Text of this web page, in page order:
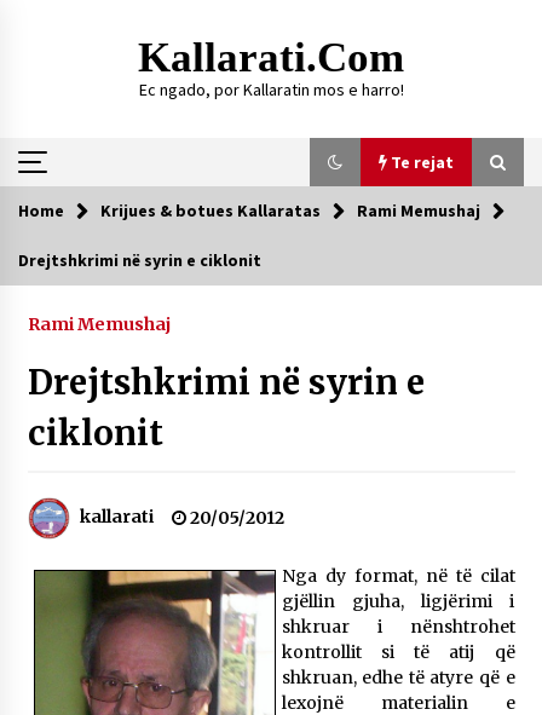
Kallarati.com
Ec ngado, por Kallaratin mos e harro!
Te rejat
Te rejat
09/08/2026
DY MJEKË TË SUKSESSHËM TË FAMILJES
GJONBRATAJ NË TIRANË
09/08/2026
16/07/2026
07/07/2026
SI U ARRIT TË REALIZOHEJ PERLA FOLKLORIKE
“JANINËS Ç’I PANË SYTË”
06/06/2026
Home Krijues & botues Kallaratas Rami Memushaj
Drejtshkrimi në syrin e ciklonit
Rami Memushaj
Drejtshkrimi në syrin e
ciklonit
kallarati 20/05/2012
Nga dy format, në të cilat
gjëllin gjuha, ligjërimi i
shkruar i nënshtrohet
kontrollit si të atij që
shkruan, edhe të atyre që e
lexojnë materialin e